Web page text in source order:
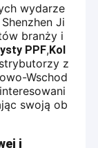
wydarze
Ji
branży i
PPF,Kol
z
Wschod
swoją ob
i